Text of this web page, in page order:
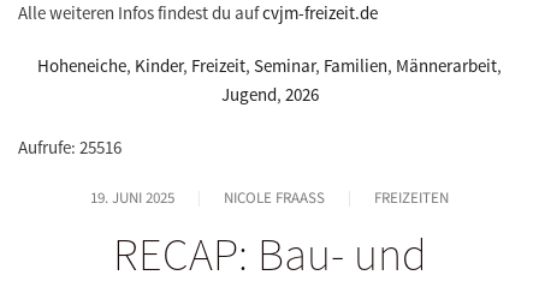
Alle weiteren Infos findest du aufcvjm-freizeit.de
Hoheneiche, Kinder, Freizeit, Seminar, Familien, Männerarbeit,
Jugend, 2026
Aufrufe: 25516
19. JUNI 2025 NICOLE FRAASS FREIZEITEN
RECAP: Bau- und